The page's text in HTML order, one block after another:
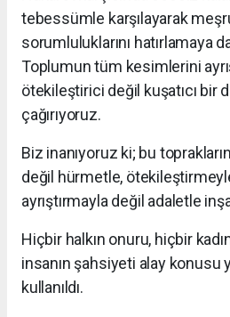
tebessümle karşılayarak
sorumluluklarını hatırlamaya
Toplumun tüm kesimlerini
ötekileştirici değil kuşatıcı bir
çağırıyoruz.
Biz inanıyoruz ki; bu
değil hürmetle,
ayrıştırmayla değil adaletle
Hiçbir halkın onuru, hiçbir
insanın şahsiyeti alay konusu
kullanıldı.